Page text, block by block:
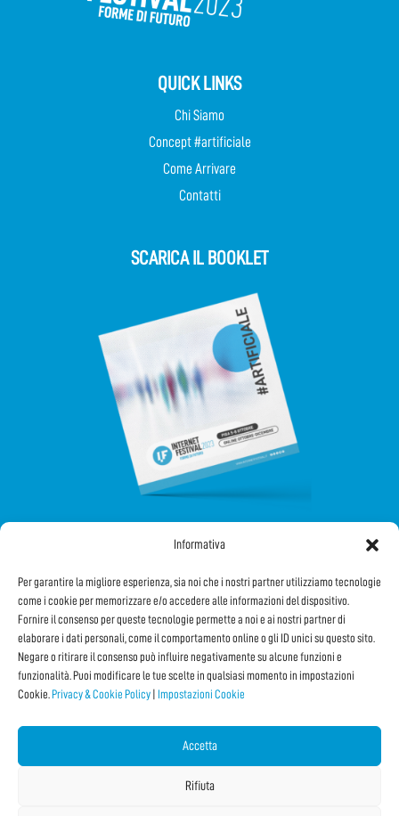
Informativa
Per garantire la migliore esperienza, sia noi che i nostri partner utilizziamo tecnologie
come i cookie per memorizzare e/o accedere alle informazioni del dispositivo.
Fornire il consenso per queste tecnologie permette a noi e ai nostri partner di
elaborare i dati personali, come il comportamento online o gli ID unici su questo sito.
Negare o ritirare il consenso può influire negativamente su alcune funzioni e
funzionalità. Puoi modificare le tue scelte in qualsiasi momento in impostazioni
Cookie. Privacy & Cookie Policy Impostazioni Cookie
Accetta
Rifiuta
QUICK LINKS
Chi Siamo
Concept #artificiale
Come Arrivare
Contatti
SCARICA IL BOOKLET
SEGUICI SUI SOCIAL
Iscriviti alla Newsletter
CONDIVIDI QUESTA PAGINA!